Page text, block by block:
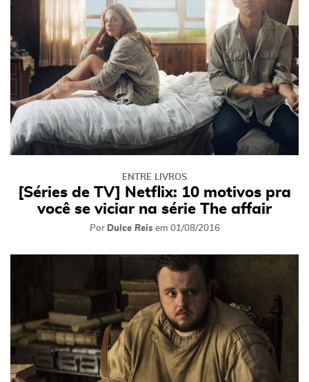
ENTRE LIVROS
[Séries de TV] Netflix: 10 motivos pra
você se viciar na série The affair
Por Dulce Reis em 01/08/2016